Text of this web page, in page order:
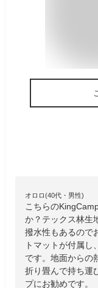
オロロ(40代・男性)
こちらの
か？テックス林生
撥水性もあるので
トマットが付属
です。地面からの
折り畳んで持ち運
プにお勧めです。